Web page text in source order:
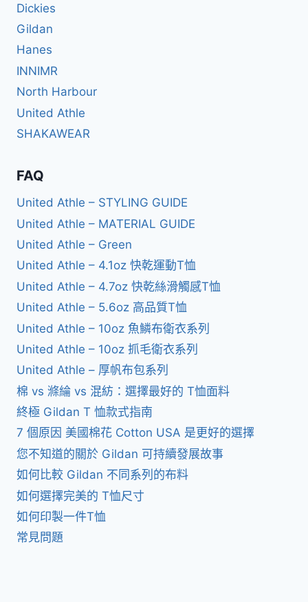
Dickies
Gildan
Hanes
INNIMR
North Harbour
United Athle
SHAKAWEAR
FAQ
United Athle – STYLING GUIDE
United Athle – MATERIAL GUIDE
United Athle – Green
United Athle – 4.1oz 快乾運動T恤
United Athle – 4.7oz 快乾絲滑觸感T恤
United Athle – 5.6oz 高品質T恤
United Athle – 10oz 魚鱗布衛衣系列
United Athle – 10oz 抓毛衛衣系列
United Athle – 厚帆布包系列
棉 vs 滌綸 vs 混紡：選擇最好的 T恤面料
終極 Gildan T 恤款式指南
7 個原因 美國棉花 Cotton USA 是更好的選擇
您不知道的關於 Gildan 可持續發展故事
如何比較 Gildan 不同系列的布料
如何選擇完美的 T恤尺寸
如何印製一件T恤
常見問題